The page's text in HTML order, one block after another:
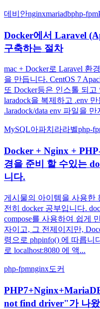
데비안nginxmariadbphp-fpm
Docker에서 Laravel
구축하는 절차
mac + Docker로 Laravel 환
을 만듭니다. CentOS 7
또 Docker등은 인스톨 되
laradock을 복제하고 .env
.laradock/data env 파일을
MySQL아파치 라라벨php-
Docker + Nginx +
경을 준비 할 수있는
니다.
게시물의 아이템을 사용한
전히 docker 공부입니다.
compose를 사용하여 쉽게
자이고, 그 전제이지만,
령으로 phpinfo() 에 따릅니
로 localhost:8080 에 액...
php-fpmnginx도커
not find driver"가 나왔